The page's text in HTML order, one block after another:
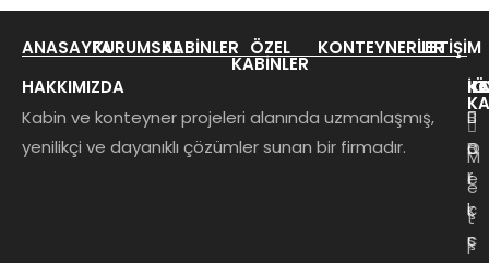
ANASAYFAKURUMSALKABINLER ÖZEL
KABINLER
KONTEYNERLERİLETIŞIM
HAKKIMIZDA
Kabin ve konteyner projeleri alanında uzmanlaşmış,
yenilikçi ve dayanıklı çözümler sunan bir firmadır.
B
e
k
ç
M
e
t
r
O
f
i
s
B
a
l
ç
ı